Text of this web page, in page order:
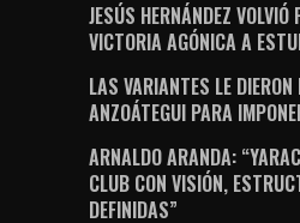
JESÚS HERNÁNDEZ
VICTORIA AGÓNICA A
LAS VARIANTES LE
ANZOÁTEGUI PARA
ARNALDO ARANDA:
CLUB CON VISIÓN,
DEFINIDAS”